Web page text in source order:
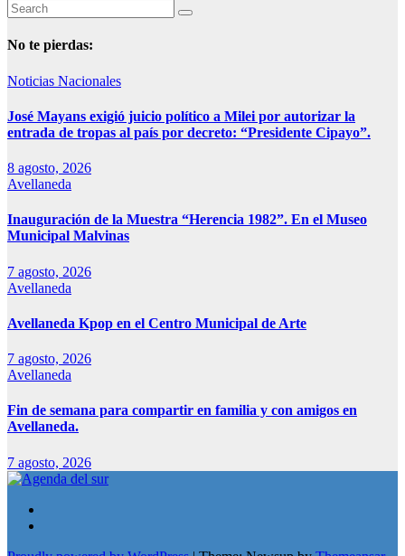
No te pierdas:
Noticias Nacionales
José Mayans exigió juicio político a Milei por autorizar la
entrada de tropas al país por decreto: “Presidente Cipayo”.
8 agosto, 2026
Avellaneda
Inauguración de la Muestra “Herencia 1982”. En el Museo
Municipal Malvinas
7 agosto, 2026
Avellaneda
Avellaneda Kpop en el Centro Municipal de Arte
7 agosto, 2026
Avellaneda
Fin de semana para compartir en familia y con amigos en
Avellaneda.
7 agosto, 2026